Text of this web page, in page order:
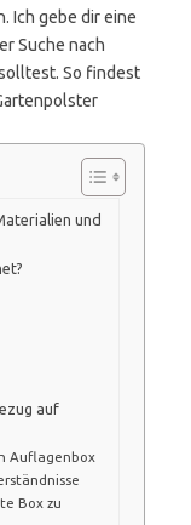
Ich gebe dir eine
Suche nach
So findest
und
auf
Auflagenbox
Box zu